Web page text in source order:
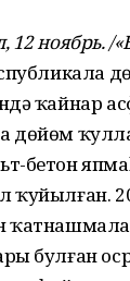
12 ноябрь. /
ҡайнар
дөйөм
бетон
ҡуйылған.
булған